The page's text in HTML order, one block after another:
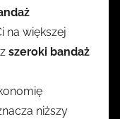
na większej
szeroki bandaż
niższy